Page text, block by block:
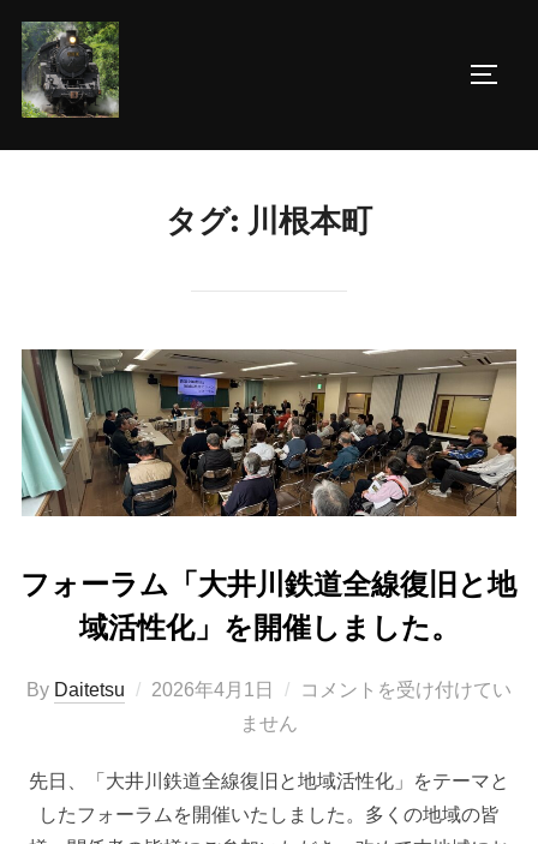
ツ
タグ: 川根本町
フォーラム「大井川鉄道全線復旧と地
域活性化」を開催しました。
By Daitetsu
投
2026年4月1日
コメントを受け付けてい
ません
先日、「大井川鉄道全線復旧と地域活性化」をテーマと
したフォーラムを開催いたしました。多くの地域の皆